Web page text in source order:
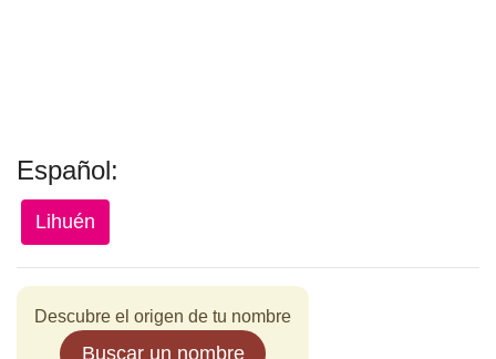
Español:
Lihuén
Descubre el origen de tu nombre
Buscar un nombre